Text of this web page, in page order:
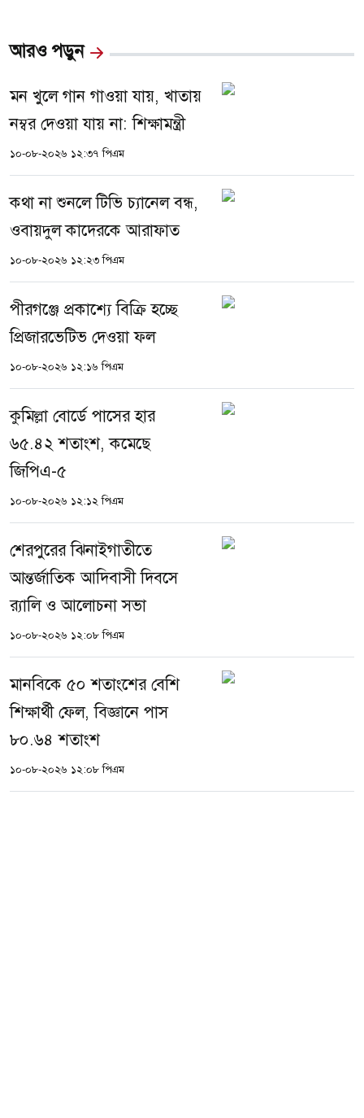
আরও পড়ুন
মন খুলে গান গাওয়া যায়, খাতায়
নম্বর দেওয়া যায় না: শিক্ষামন্ত্রী
১০-০৮-২০২৬ ১২:৩৭ পিএম
কথা না শুনলে টিভি চ্যানেল বন্ধ,
ওবায়দুল কাদেরকে আরাফাত
১০-০৮-২০২৬ ১২:২৩ পিএম
পীরগঞ্জে প্রকাশ্যে বিক্রি হচ্ছে
প্রিজারভেটিভ দেওয়া ফল
১০-০৮-২০২৬ ১২:১৬ পিএম
কুমিল্লা বোর্ডে পাসের হার
৬৫.৪২ শতাংশ, কমেছে
জিপিএ-৫
১০-০৮-২০২৬ ১২:১২ পিএম
শেরপুরের ঝিনাইগাতীতে
আন্তর্জাতিক আদিবাসী দিবসে
র‍্যালি ও আলোচনা সভা
১০-০৮-২০২৬ ১২:০৮ পিএম
মানবিকে ৫০ শতাংশের বেশি
শিক্ষার্থী ফেল, বিজ্ঞানে পাস
৮০.৬৪ শতাংশ
১০-০৮-২০২৬ ১২:০৮ পিএম